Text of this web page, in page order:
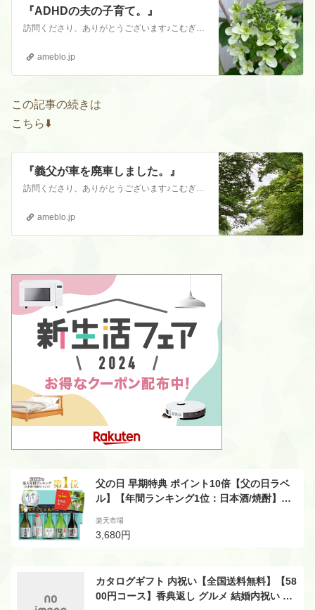
『ADHDの夫の子育て。』
訪問くださり、ありがとうございます♪こむぎです。初めての方は、こちらをお読みくださると嬉しいです。『自己紹介』はじめまして。こむぎです。 訪問くださり、ありが…
ameblo.jp
この記事の続きは
こちら⬇️
『義父が車を廃車しました。』
訪問くださり、ありがとうございます♪こむぎです。初めての方は、こちらをお読みくださると嬉しいです。『自己紹介』はじめまして。こむぎです。 訪問くださり、ありが…
ameblo.jp
父の日 早期特典 ポイント10倍【父の日ラベ
ル】【年間ランキング1位：日本酒/焼酎】プ
べセット 家飲み あす楽 送料無料 モンドセレ
クション金賞受賞酒飲み比べセット 300ml×5
楽天市場
3,680円
カタログギフト 内祝い【全国送料無料】【58
00円コース】香典返し グルメ 結婚内祝い お